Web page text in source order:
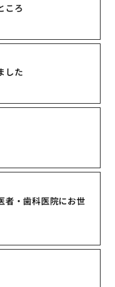
ころ
した
者・歯科医院にお世